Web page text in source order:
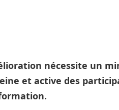
nécessite un
et active des